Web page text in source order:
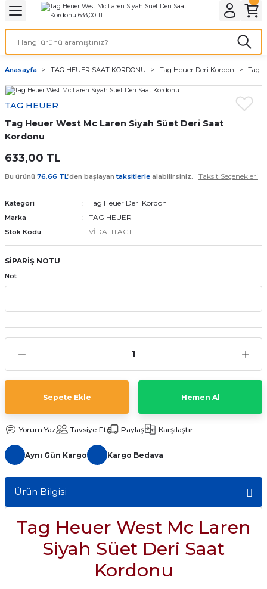
Geri Dön
& ELEKTİRİK AYDINLATMA & ELEKTRİK
Geri Dön
ve Cihaz Pilleri
ÇEŞİTLERİ
ÇEŞİTLERİ
Pili
Geri Dön
Geri Dön
Kordon Çeşitleri
Kordonları
Kordonu
saat kordonu
Kordonları
Anasayfa TAG HEUER SAAT KORDONU Tag Heuer Deri Kordon Tag
TAG HEUER
Tag Heuer West Mc Laren Siyah Süet Deri Saat
Kordonu
633,00 TL
Bu ürünü 76,66 TL’den başlayantaksitlerle alabilirsiniz. Taksit Seçenekleri
Kategori Tag Heuer Deri Kordon
Marka TAG HEUER
Stok Kodu VİDALITAG1
SİPARİŞ NOTU
Not
Sepete Ekle Hemen Al
Yorum Yaz Tavsiye Et Paylaş Karşılaştır
Aynı Gün Kargo Kargo Bedava
Ürün Bilgisi
Tag Heuer West Mc Laren
Siyah Süet Deri Saat
Kordonu